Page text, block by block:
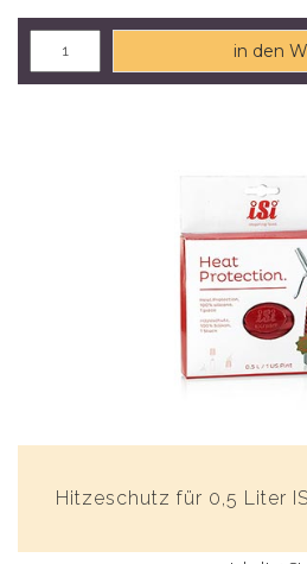
in den
Hitzeschutz für 0,5 Liter